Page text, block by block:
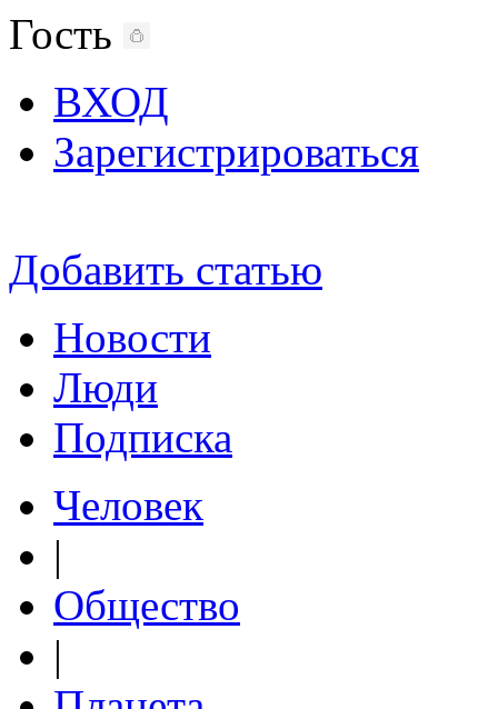
Гость
ВХОД
Зарегистрироваться
Добавить статью
Новости
Люди
Подписка
Человек
|
Общество
|